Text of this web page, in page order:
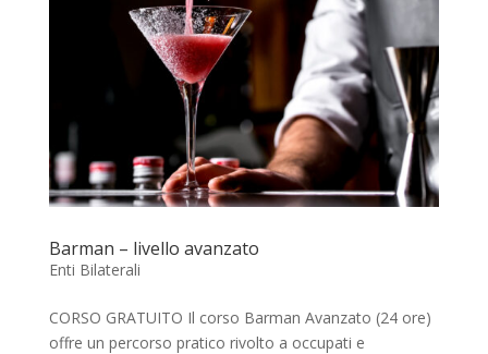
Barman – livello avanzato
Enti Bilaterali
CORSO GRATUITO Il corso Barman Avanzato (24 ore)
offre un percorso pratico rivolto a occupati e